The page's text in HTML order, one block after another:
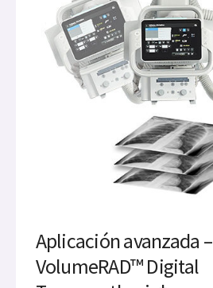
Aplicación avanzada –
VolumeRAD™ Digital